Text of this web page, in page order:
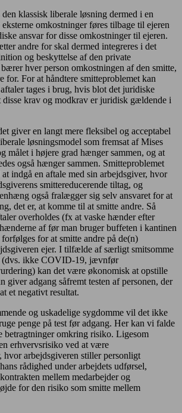
klassisk liberale løsning dermed i en
omkostninger føres tilbage til ejeren
ansvar for disse omkostninger til ejeren.
andre for skal dermed integreres i det
og beskyttelse af den private
hver person omkostningen af den smitte,
for. For at håndtere smitteproblemet kan
tages i brug, hvis blot det juridiske
disse krav og modkrav er juridisk gældende i
giver en langt mere fleksibel og acceptabel
løsningsmodel som fremsat af Mises
målet i højere grad hænger sammen, og at
også hænger sammen. Smitteproblemet
at indgå en aftale med sin arbejdsgiver, hvor
smittereducerende tiltag, og
også fralægger sig selv ansvaret for at
det er, at komme til at smitte andre. Så
overholdes (fx at vaske hænder efter
af før man bruger buffeten i kantinen
for at smitte andre på de(n)
ejer. I tilfælde af særligt smitsomme
(dvs. ikke COVID-19, jævnfør
kan det være økonomisk at opstille
giver adgang såfremt testen af personen, der
et negativt resultat.
og uskadelige sygdomme vil det ikke
penge på test før adgang. Her kan vi falde
betragtninger omkring risiko. Ligesom
erhvervsrisiko ved at være
hvor arbejdsgiveren stiller personligt
rådighed under arbejdets udførsel,
mellem medarbejder og
for den risiko som smitte mellem